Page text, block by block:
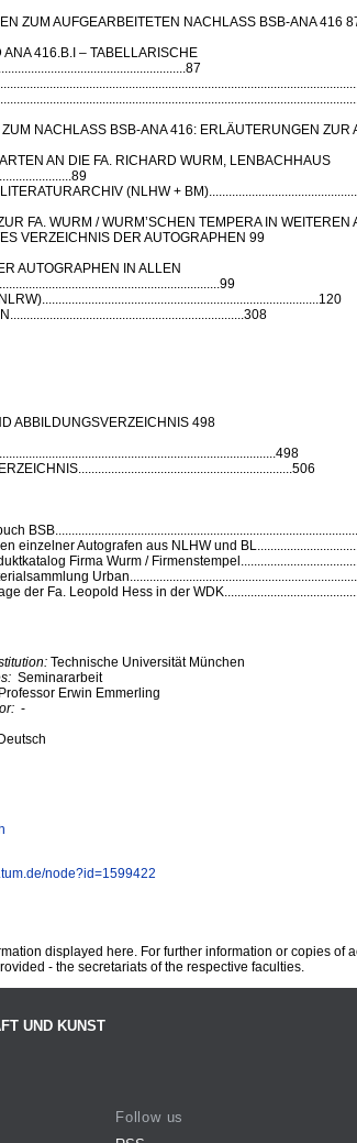
ZUM AUFGEARBEITETEN NACHLASS BSB-ANA 416
ANA 416.B.I – TABELLARISCHE
NACHLASS BSB-ANA 416: ERLÄUTERUNGEN ZUR
AN DIE FA. RICHARD WURM, LENBACHHAUS
(NLHW +
FA. WURM / WURM’SCHEN TEMPERA IN WEITEREN
VERZEICHNIS DER AUTOGRAPHEN 99
AUTOGRAPHEN IN ALLEN
ABBILDUNGSVERZEICHNIS 498
einzelner Autografen aus NLHW und
Firma Wurm /
der Fa. Leopold Hess in der
Technische Universität München
Seminararbeit
Professor Erwin Emmerling
-
node?id=1599422
displayed here. For further information or copies of
- the secretariats of the respective faculties.
UND KUNST
Follow us